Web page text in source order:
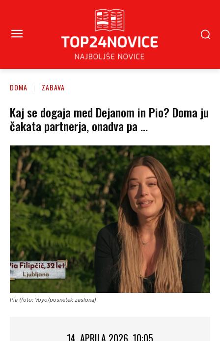
DOMA ZABAVA
Kaj se dogaja med Dejanom in Pio? Doma ju
čakata partnerja, onadva pa …
Pia (foto: Voyo/posnetek zaslona)
14. APRILA 2026, 10:05